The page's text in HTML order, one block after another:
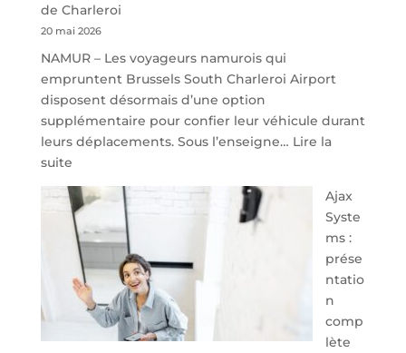
de Charleroi
20 mai 2026
NAMUR – Les voyageurs namurois qui
empruntent Brussels South Charleroi Airport
disposent désormais d’une option
supplémentaire pour confier leur véhicule durant
leurs déplacements. Sous l’enseigne… Lire la
suite:
À
40
minutes
de
Namur,
Steveny
Park
redessine
Ajax
Syste
ms :
prése
ntatio
n
comp
lète